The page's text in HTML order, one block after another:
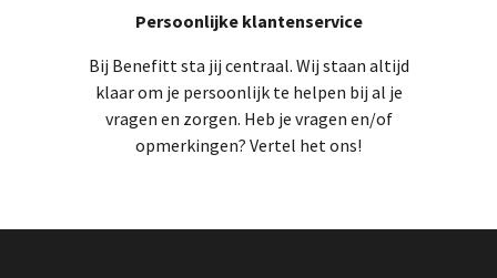
Persoonlijke klantenservice
Bij Benefitt sta jij centraal. Wij staan altijd
klaar om je persoonlijk te helpen bij al je
vragen en zorgen. Heb je vragen en/of
opmerkingen? Vertel het ons!